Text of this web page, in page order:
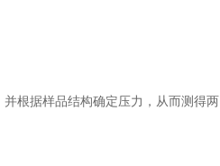
根据样品结构确定压力，从而测得两